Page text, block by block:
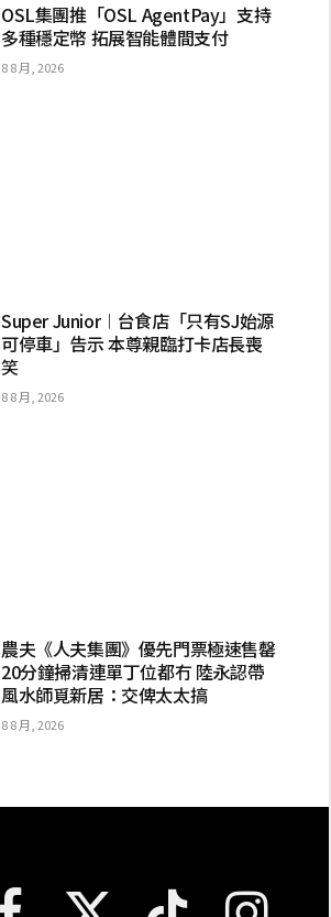
OSL集團推「OSL AgentPay」支持
多種穩定幣 拓展智能體間支付
8 8 月, 2026
Super Junior︱台食店「只有SJ始源
可停車」告示 本尊親臨打卡店長喪
笑
8 8 月, 2026
農夫《人夫集團》優先門票極速售罄
20分鐘掃清連單丁位都冇 陸永認帶
風水師覓新居：交俾太太搞
8 8 月, 2026